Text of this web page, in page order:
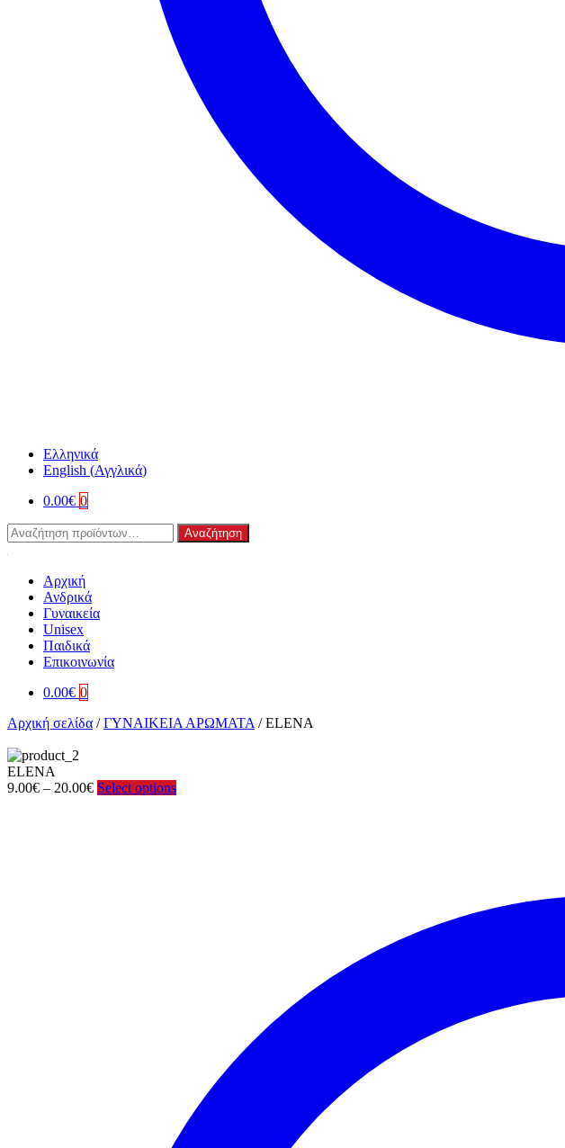
Ελληνικά
English (Αγγλικά)
0.00€ 0
Αναζήτηση
για:
Αναζήτηση
Αρχική
Ανδρικά
Γυναικεία
Unisex
Παιδικά
Επικοινωνία
0.00€ 0
Αρχική σελίδα /ΓΥΝΑΙΚΕΙΑ ΑΡΩΜΑΤΑ /ELENA
ELENA
9.00€ – 20.00€Price
Select options